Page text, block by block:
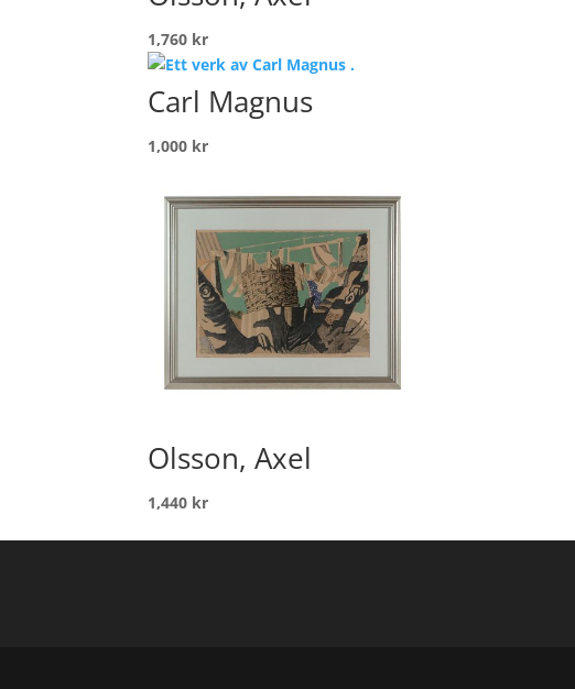
1,760 kr
Carl Magnus
1,000 kr
Olsson, Axel
1,440 kr